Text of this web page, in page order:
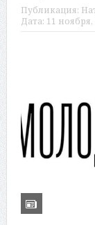
Публикация:
Дата: 11 ноября,